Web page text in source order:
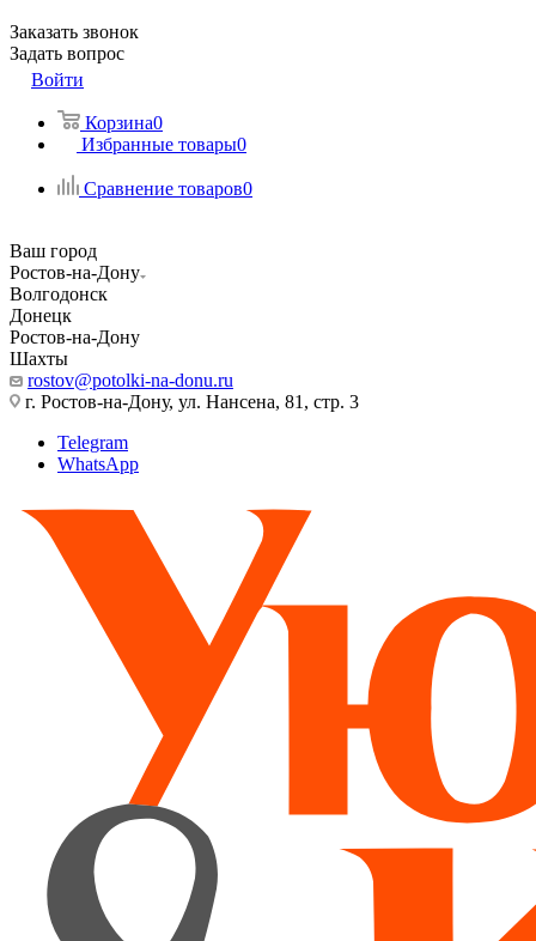
Заказать звонок
Задать вопрос
Войти
Корзина0
Избранные товары0
Сравнение товаров0
Ваш город
Ростов-на-Дону
Волгодонск
Донецк
Ростов-на-Дону
Шахты
rostov@potolki-na-donu.ru
г. Ростов-на-Дону, ул. Нансена, 81, стр. 3
Telegram
WhatsApp